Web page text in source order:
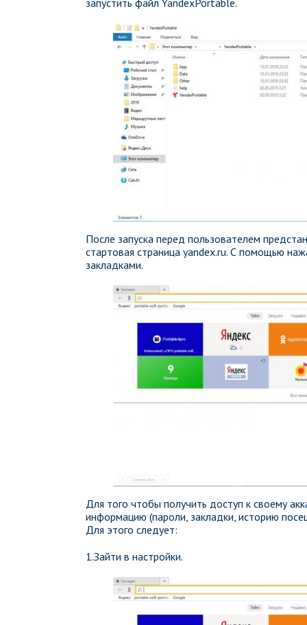
запустить файл YandexPortable.
После запуска перед пользователем
стартовая страница yandex.ru. С помощью
закладками.
Для того чтобы получить доступ к своему
информацию (пароли, закладки, историю
Для этого следует:
1.Зайти в настройки.